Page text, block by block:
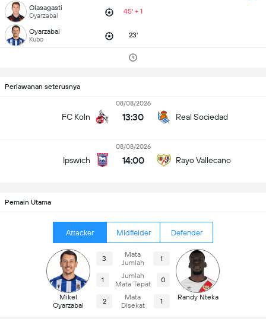
Olasagasti
Oyarzabal 45' + 1
Oyarzabal
Kubo 23'
Perlawanan seterusnya
FC Koln
08/08/2026
13:30 Real Sociedad
Ipswich
08/08/2026
14:00 Rayo Vallecano
Pemain Utama
Attacker Midfielder Defender
Mikel
Oyarzabal
3
Mata
Jumlah
1
1
Jumlah
Mata Tepat
0
2
Mata
Disekat
1 Randy Nteka